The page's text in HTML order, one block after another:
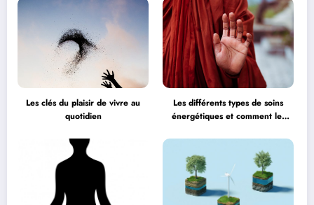
Les clés du plaisir de vivre au
quotidien
Les différents types de soins
énergétiques et comment les